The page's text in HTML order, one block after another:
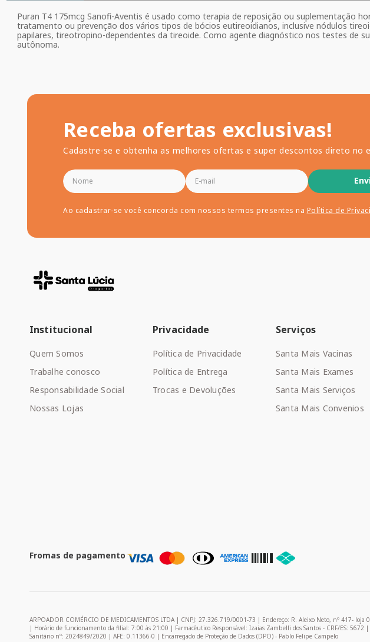
Puran T4 175mcg Sanofi-Aventis é usado como terapia de reposição ou suplementação
tratamento ou prevenção dos vários tipos de bócios eutireoidianos, inclusive nódulos
papilares, tireotropino-dependentes da tireoide. Como agente diagnóstico nos testes de
autônoma.
Receba ofertas exclusivas!
Cadastre-se e obtenha as melhores ofertas e super descontos direto no
Ao cadastrar-se você concorda com nossos termos presentes na Política de
Institucional
Quem Somos
Trabalhe conosco
Responsabilidade Social
Nossas Lojas
Privacidade
Política de Privacidade
Política de Entrega
Trocas e Devoluções
Serviços
Santa Mais Vacinas
Santa Mais Exames
Santa Mais Serviços
Santa Mais Convenios
Fromas de pagamento
ARPOADOR COMÉRCIO DE MEDICAMENTOS LTDA | CNPJ: 27.326.719/0001-73 | Endereço: R. Aleixo Neto, nº 417-
| Horário de funcionamento da filial: 7:00 às 21:00 | Farmacêutico Responsável: Izaias Zambelli dos Santos - CRF/ES: 5672
Sanitário nº: 2024849/2020 | AFE: 0.11366-0 | Encarregado de Proteção de Dados (DPO) - Pablo Felipe Campelo